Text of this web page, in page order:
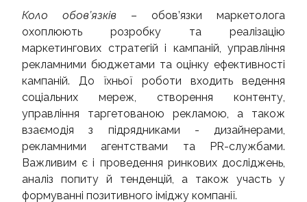
Коло обов’язків – обов’язки маркетолога
охоплюють розробку та реалізацію
маркетингових стратегій і кампаній, управління
рекламними бюджетами та оцінку ефективності
кампаній. До їхньої роботи входить ведення
соціальних мереж, створення контенту,
управління таргетованою рекламою, а також
взаємодія з підрядниками - дизайнерами,
рекламними агентствами та PR-службами.
Важливим є і проведення ринкових досліджень,
аналіз попиту й тенденцій, а також участь у
формуванні позитивного іміджу компанії.